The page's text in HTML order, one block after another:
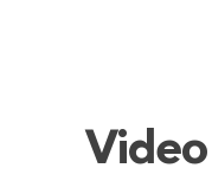
Video